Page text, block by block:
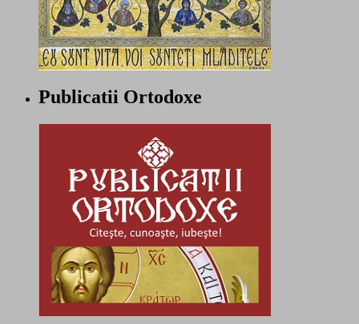
Publicatii Ortodoxe